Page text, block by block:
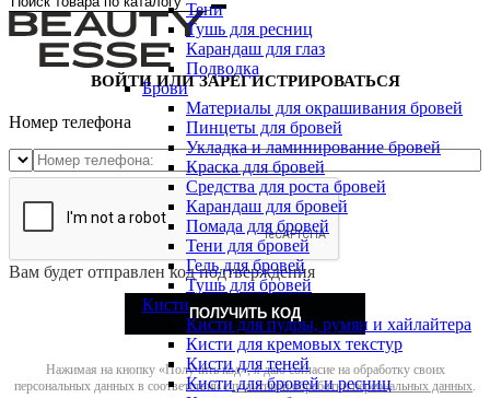
Тени
Тушь для ресниц
Карандаш для глаз
Подводка
Брови
Материалы для окрашивания бровей
Пинцеты для бровей
Укладка и ламинирование бровей
Краска для бровей
Средства для роста бровей
Карандаш для бровей
Помада для бровей
Тени для бровей
Гель для бровей
Тушь для бровей
Кисти
Кисти для пудры, румян и хайлайтера
Кисти для кремовых текстур
Кисти для теней
Кисти для бровей и ресниц
ВОЙТИ ИЛИ ЗАРЕГИСТРИРОВАТЬСЯ
Номер телефона
Вам будет отправлен код подтверждения
ПОЛУЧИТЬ КОД
Нажимая на кнопку «Получить код», я даю согласие на обработку своих
персональных данных в соответствии сполитикой обработки персональных данных.